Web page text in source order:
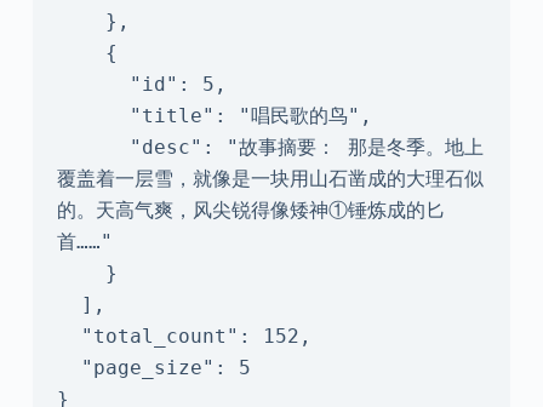
覆盖着一层雪，就像是一块用山石凿成的大理石似
的。天高气爽，风尖锐得像矮神①锤炼成的匕
首……"
}